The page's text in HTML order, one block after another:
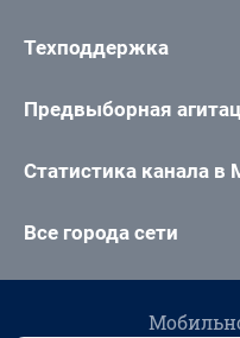
Техподдержка
Предвыборная
Статистика канала в
Все города сети